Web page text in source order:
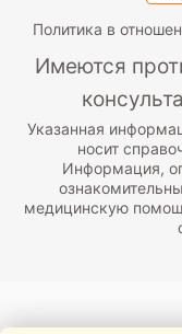
Политика в
Имеются
Указанная
носит
Информация,
медицинскую